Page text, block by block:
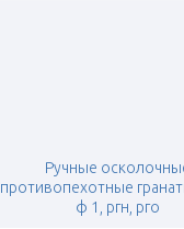
Ручные
противопехотные
ф 1, ргн, рго